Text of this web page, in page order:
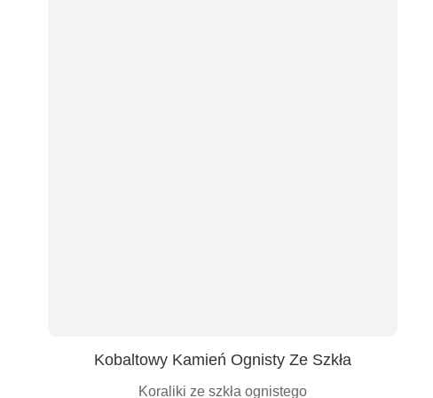
Kobaltowy Kamień Ognisty Ze Szkła
Koraliki ze szkła ognistego